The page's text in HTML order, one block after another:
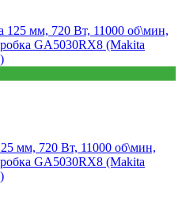
мм, 720 Вт, 11000 об\мин,
GA5030RX8 (Makita